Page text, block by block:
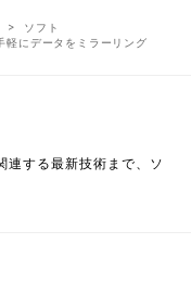
ソフト
にデータをミラーリング
連する最新技術まで、ソ